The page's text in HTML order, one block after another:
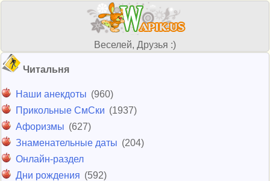
Веселей, Друзья :)
Читальня
Наши анекдоты (960)
Прикольные СмСки (1937)
Афоризмы (627)
Знаменательные даты (204)
Онлайн-раздел
Дни рождения (592)